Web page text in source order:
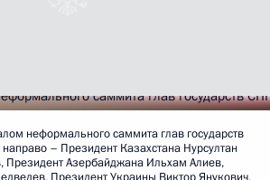
неформального саммита глав государств
– Президент Казахстана Нурсултан
Президент Азербайджана Ильхам Алиев,